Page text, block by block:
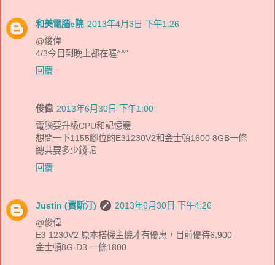
和美電腦e院 2013年4月3日 下午1:26
@俊偉
4/3今日到晚上都在喔^^"
回覆
俊偉 2013年6月30日 下午1:00
電腦要升級CPU和記憶體
想問一下1155腳位的E31230V2和金士頓1600 8GB一條
總共要多少錢呢
回覆
Justin (賈斯汀)
2013年6月30日 下午4:26
@俊偉
E3 1230V2 原本搭機主機才有優惠，目前優待6,900
金士頓8G-D3 一條1800